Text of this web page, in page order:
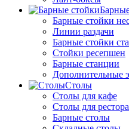
Барные стойки
Линии раздачи
Барные стойки
Стойки ресепшен
Барные станции
Дополнительные
Столы
Столы для кафе
Столы для
Барные столы